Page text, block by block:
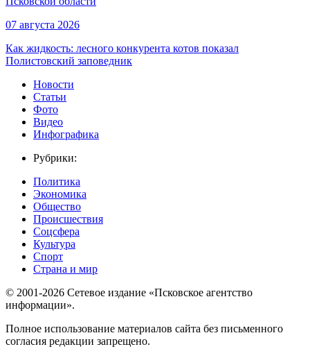
07 августа 2026
Как жидкость: лесного конкурента котов показал
Полистовский заповедник
Новости
Статьи
Фото
Видео
Инфографика
Рубрики:
Политика
Экономика
Общество
Происшествия
Соцсфера
Культура
Спорт
Страна и мир
© 2001-2026 Сетевое издание «Псковское агентство
информации».
Полное использование материалов сайта без письменного
согласия редакции запрещено.